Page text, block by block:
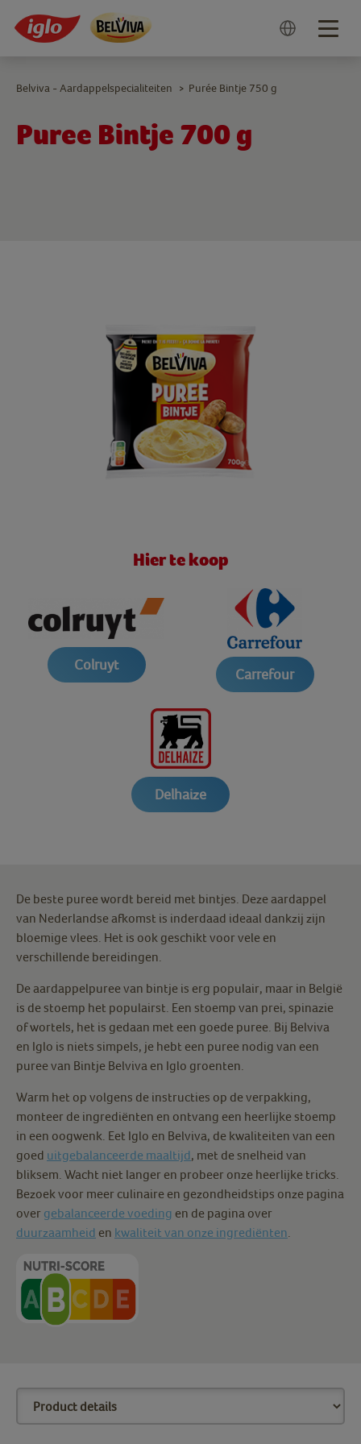
Puree Bintje 700 g
Belviva - Aardappelspecialiteiten > Purée Bintje 750 g
Hier te koop
Colruyt
Carrefour
Delhaize
De beste puree wordt bereid met bintjes. Deze aardappel
van Nederlandse afkomst is inderdaad ideaal dankzij zijn
bloemige vlees. Het is ook geschikt voor vele en
verschillende bereidingen.
De aardappelpuree van bintje is erg populair, maar in België
is de stoemp het populairst. Een stoemp van prei, spinazie
of wortels, het is gedaan met een goede puree. Bij Belviva
en Iglo is niets simpels, je hebt een puree nodig van een
puree van Bintje Belviva en Iglo groenten.
Warm het op volgens de instructies op de verpakking,
monteer de ingrediënten en ontvang een heerlijke stoemp
in een oogwenk. Eet Iglo en Belviva, de kwaliteiten van een
goed uitgebalanceerde maaltijd, met de snelheid van
bliksem. Wacht niet langer en probeer onze heerlijke tricks.
Bezoek voor meer culinaire en gezondheidstips onze pagina
over gebalanceerde voeding en de pagina over
duurzaamheid en kwaliteit van onze ingrediënten